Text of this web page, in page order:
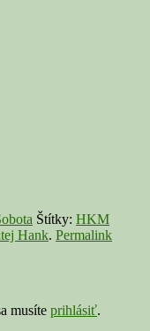
Štítky: HKM
Hank. Permalink
musíte prihlásiť.